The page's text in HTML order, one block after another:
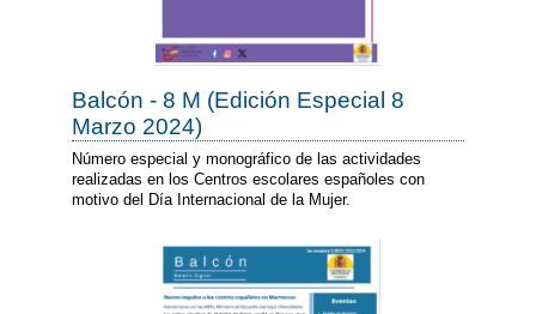
Balcón - 8 M (Edición Especial 8
Marzo 2024)
Número especial y monográfico de las actividades
realizadas en los Centros escolares españoles con
motivo del Día Internacional de la Mujer.